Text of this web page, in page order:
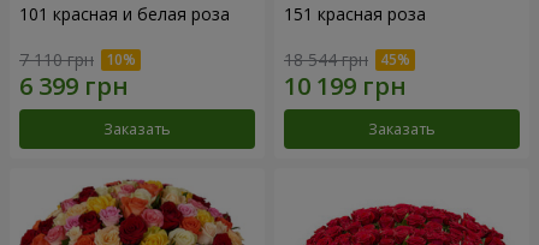
101 красная и белая роза
7 110 грн
Заказать
151 красная роза
18 544 грн
Заказать